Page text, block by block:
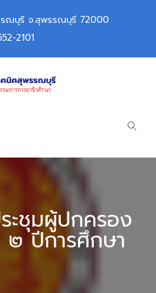
รณบุรี จ.สุพรรณบุรี 72000
2101
ะชุมผู้ปกครอง
๒ ปีการศึกษา